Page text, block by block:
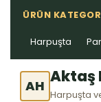
ÜRÜN
Harpuşta
AH Aktaş
Harpuşta